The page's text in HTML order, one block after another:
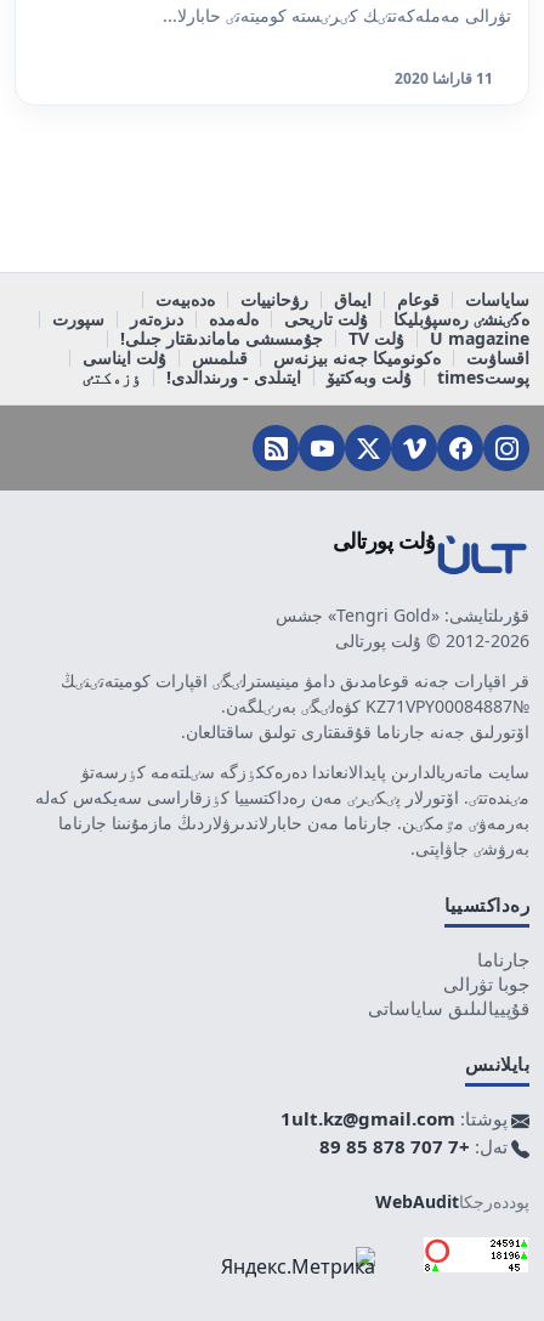
تۋرالى مەملەكەتتٸك كٸرٸستە كوميتەتٸ حابارلا...
11 قاراشا 2020
ساياسات قوعام ايماق رۋحانييات
ەدەبيەت
ەكٸنشٸ رەسپۋبليكا
ۇلت تاريحى ەلەمدە دىزەتەر
سپورت
U magazine
ۇلت TV
جۇمىسشى ماماندىقتار جىلى!
اقساۋىت
ەكونوميكا جەنە بيزنەس قىلمىس
ۇلت ايناسى
پوستtimes
ۇلت وبەكتيۆ ايتىلدى - ورىندالدى! ٶزەكتٸ
ۇلت پورتالى
قۇرىلتايشى: «Tengri Gold» جشس
2012-2026 © ۇلت پورتالى
قر اقپارات جەنە قوعامدىق دامۋ مينيسترلٸگٸ اقپارات كوميتەتٸنٸڭ
№KZ71VPY00084887 كۋەلٸگٸ بەرٸلگەن.
اۆتورلىق جەنە جارناما قۇقىقتارى تولىق ساقتالعان.
سايت ماتەريالدارىن پايدالانعاندا دەرەككٶزگە سٸلتەمە كٶرسەتۋ
مٸندەتتٸ. اۆتورلار پٸكٸرٸ مەن رەداكتسييا كٶزقاراسى سەيكەس كەلە
بەرمەۋٸ مٷمكٸن. جارناما مەن حابارلاندىرۋلاردىڭ مازمۇنىنا جارناما
بەرۋشٸ جاۋاپتى.
رەداكتسييا
جارناما
جوبا تۋرالى
قۇپييالىلىق ساياساتى
بايلانىس
پوشتا: 1ult.kz@gmail.com
تەل: +7 707 878 85 89
پوددەرجكاWebAudit